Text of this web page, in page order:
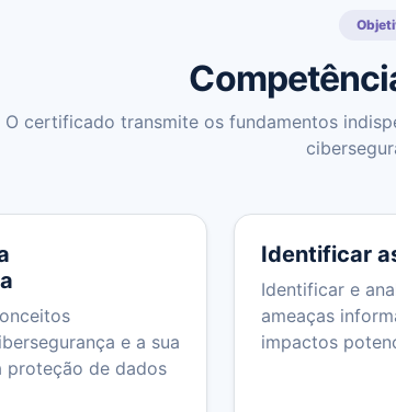
O certificado transmite os fundamentos
e a sua
proteção de dados
Identificar
Identificar e
ameaças
impactos